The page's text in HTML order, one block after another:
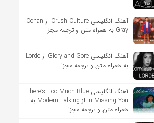
آهنگ انگلیسی Crush Culture از Conan
Gray به همراه متن و ترجمه مجزا
آهنگ انگلیسی Glory and Gore از Lorde
به همراه متن و ترجمه مجزا
آهنگ انگلیسی There’s Too Much Blue
in Missing You از Modern Talking به
همراه متن و ترجمه مجزا